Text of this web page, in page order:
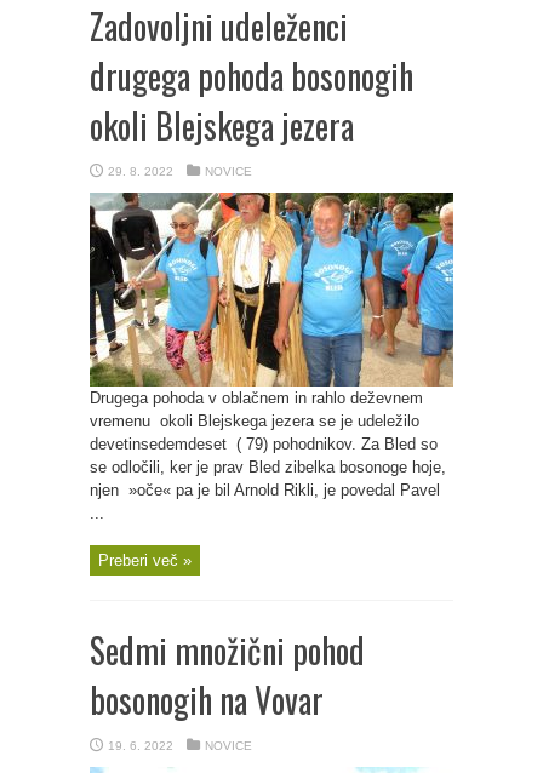
Zadovoljni udeleženci
drugega pohoda bosonogih
okoli Blejskega jezera
29. 8. 2022 NOVICE
Drugega pohoda v oblačnem in rahlo deževnem
vremenu okoli Blejskega jezera se je udeležilo
devetinsedemdeset ( 79) pohodnikov. Za Bled so
se odločili, ker je prav Bled zibelka bosonoge hoje,
njen »oče« pa je bil Arnold Rikli, je povedal Pavel
...
Preberi več »
Sedmi množični pohod
bosonogih na Vovar
19. 6. 2022 NOVICE